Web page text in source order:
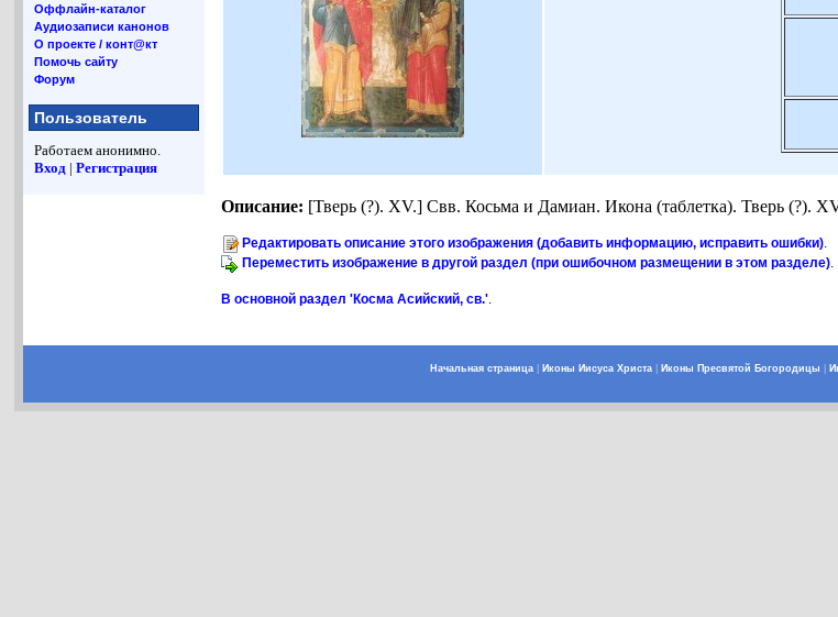
Оффлайн-каталог
Аудиозаписи канонов
О проекте / конт@кт
Помочь сайту
Форум
Пользователь
Работаем анонимно.
Вход |Регистрация
Описание: [Тверь (?). XV.] Свв. Косьма и Дамиан. Икона (таблетка). Тверь
Редактировать описание этого изображения (добавить информацию, исправить ошибки).
Переместить изображение в другой раздел (при ошибочном размещении в этом разделе).
В основной раздел 'Косма Асийский, св.'.
Начальная страница Иконы Иисуса Христа Иконы Пресвятой Богородицы